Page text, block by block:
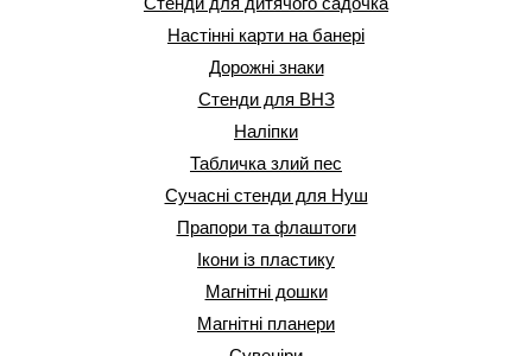
Настінні карти на банері
Дорожні знаки
Стенди для ВНЗ
Наліпки
Табличка злий пес
Сучасні стенди для Нуш
Прапори та флаштоги
Ікони із пластику
Магнітні дошки
Магнітні планери